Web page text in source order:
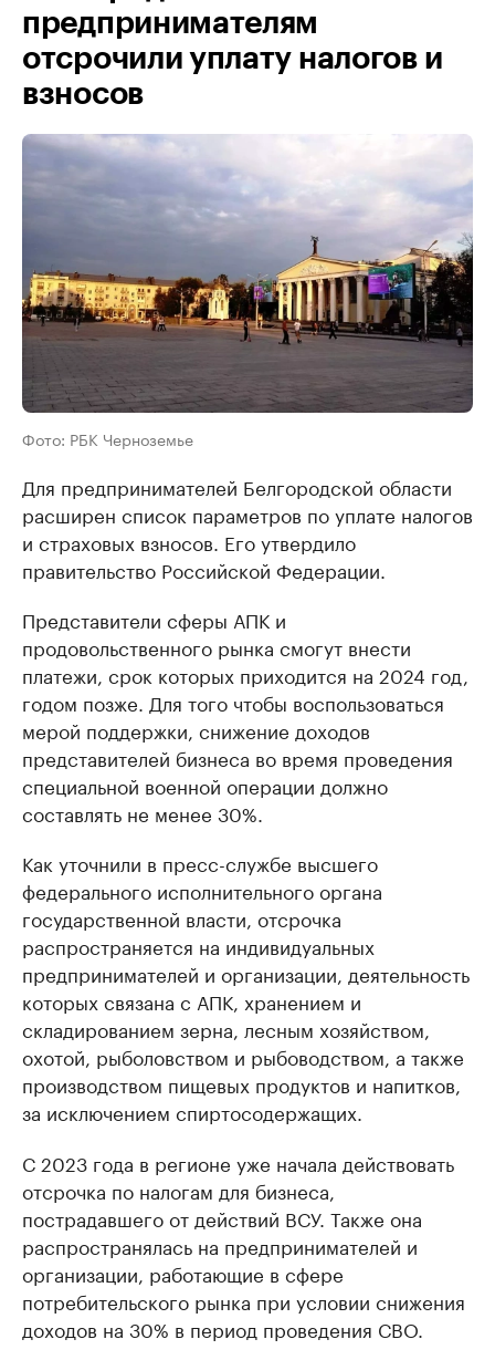
предпринимателям
отсрочили уплату налогов и
взносов
Фото: РБК Черноземье
Для предпринимателей Белгородской области
расширен список параметров по уплате налогов
и страховых взносов. Его утвердило
правительство Российской Федерации.
Представители сферы АПК и
продовольственного рынка смогут внести
платежи, срок которых приходится на 2024 год,
годом позже. Для того чтобы воспользоваться
мерой поддержки, снижение доходов
представителей бизнеса во время проведения
специальной военной операции должно
составлять не менее 30%.
Как уточнили в пресс-службе высшего
федерального исполнительного органа
государственной власти, отсрочка
распространяется на индивидуальных
предпринимателей и организации, деятельность
которых связана с АПК, хранением и
складированием зерна, лесным хозяйством,
охотой, рыболовством и рыбоводством, а также
производством пищевых продуктов и напитков,
за исключением спиртосодержащих.
С 2023 года в регионе уже начала действовать
отсрочка по налогам для бизнеса,
пострадавшего от действий ВСУ. Также она
распространялась на предпринимателей и
организации, работающие в сфере
потребительского рынка при условии снижения
доходов на 30% в период проведения СВО.